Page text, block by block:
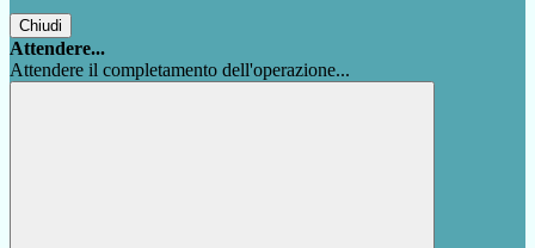
Chiudi
Attendere...
Attendere il completamento dell'operazione...